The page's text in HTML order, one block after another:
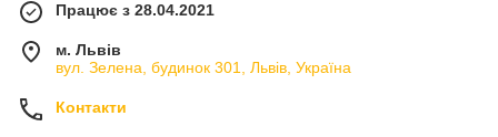
Працює з 28.04.2021
м. Львів
вул. Зелена, будинок 301, Львів, Україна
Контакти